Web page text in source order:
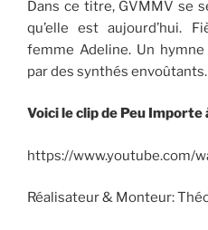
Dans ce titre, GVMMV se
qu’elle est aujourd’hui.
femme Adeline. Un
par des synthés envoûtants.
Voici le clip de Peu
https://www.youtube.com/
Réalisateur & Monteur: